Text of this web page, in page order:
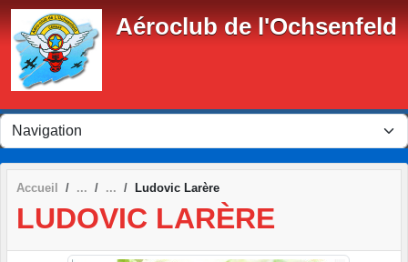
Aéroclub de l'Ochsenfeld
Accueil Ludovic Larère
LUDOVIC LARÈRE
Panneau de gestion des cookies